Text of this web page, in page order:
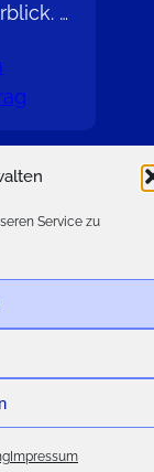
Service zu
Impressum
…